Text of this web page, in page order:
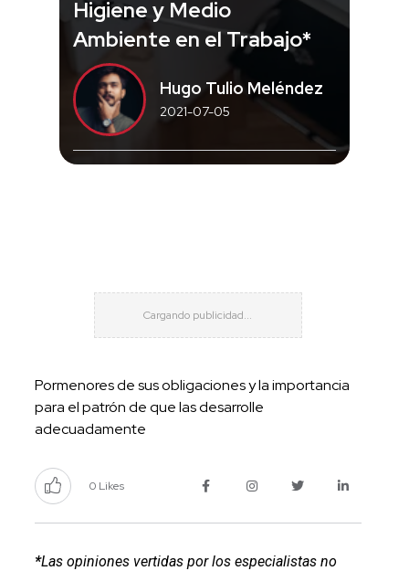
Higiene y Medio
Ambiente en el Trabajo*
Hugo Tulio Meléndez
2021-07-05
Pormenores de sus obligaciones y la importancia
para el patrón de que las desarrolle
adecuadamente
0 Likes
*Las opiniones vertidas por los especialistas no